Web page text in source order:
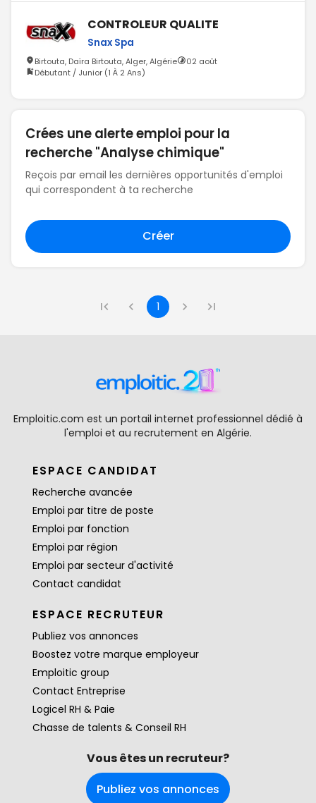
CONTROLEUR QUALITE
Snax Spa
Birtouta, Daïra Birtouta, Alger, Algérie
02 août
Débutant / Junior (1 À 2 Ans)
Crées une alerte emploi pour la
recherche "Analyse chimique"
Reçois par email les dernières opportunités d'emploi
qui correspondent à ta recherche
Créer
1
Emploitic.com est un portail internet professionnel dédié à
l'emploi et au recrutement en Algérie.
ESPACE CANDIDAT
Recherche avancée
Emploi par titre de poste
Emploi par fonction
Emploi par région
Emploi par secteur d'activité
Contact candidat
ESPACE RECRUTEUR
Publiez vos annonces
Boostez votre marque employeur
Emploitic group
Contact Entreprise
Logicel RH & Paie
Chasse de talents & Conseil RH
Vous êtes un recruteur?
Publiez vos annonces